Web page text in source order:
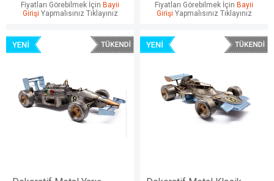
Fiyatları Görebilmek İçin Bayii
Girişi Yapmalısınız Tıklayınız
Fiyatları Görebilmek İçin Bayii
Girişi Yapmalısınız Tıklayınız